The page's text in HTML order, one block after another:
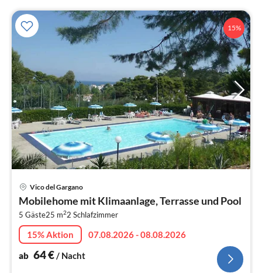
15%
Vico del Gargano
Mobilehome mit Klimaanlage, Terrasse und Pool
5 Gäste25 m22 Schlafzimmer
15% Aktion
07.08.2026 - 08.08.2026
ab 64€/ Nacht